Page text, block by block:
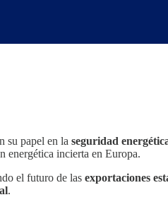
su papel en la seguridad
energética incierta en Europa.
el futuro de las exportaciones
.